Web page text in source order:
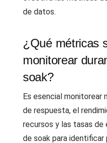
de datos.
¿Qué métricas
monitorear
soak?
Es esencial
de respuesta, el
recursos y las tasas de
de soak para identificar